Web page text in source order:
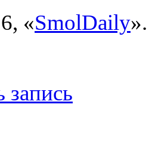
«SmolDaily».
запись